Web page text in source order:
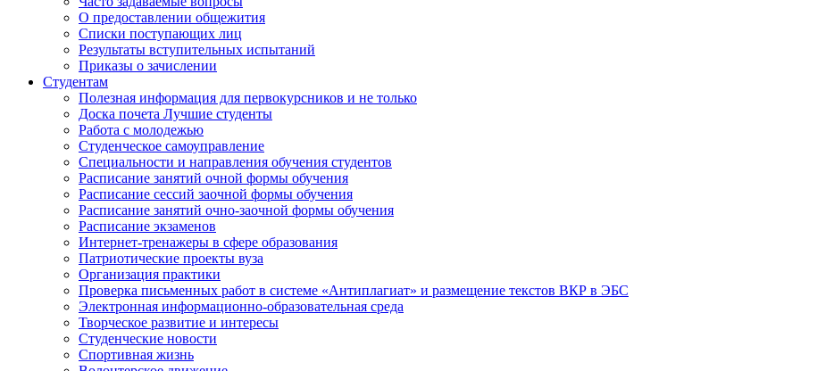
О предоставлении общежития
Списки поступающих лиц
Результаты вступительных испытаний
Приказы о зачислении
Студентам
Полезная информация для первокурсников и не только
Доска почета Лучшие студенты
Работа с молодежью
Студенческое самоуправление
Специальности и направления обучения студентов
Расписание занятий очной формы обучения
Расписание сессий заочной формы обучения
Расписание занятий очно-заочной формы обучения
Расписание экзаменов
Интернет-тренажеры в сфере образования
Патриотические проекты вуза
Организация практики
Проверка письменных работ в системе «Антиплагиат» и размещение текстов ВКР в ЭБС
Электронная информационно-образовательная среда
Творческое развитие и интересы
Студенческие новости
Спортивная жизнь